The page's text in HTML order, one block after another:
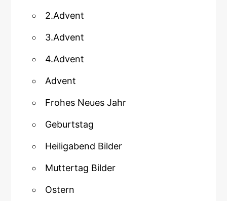
2.Advent
3.Advent
4.Advent
Advent
Frohes Neues Jahr
Geburtstag
Heiligabend Bilder
Muttertag Bilder
Ostern